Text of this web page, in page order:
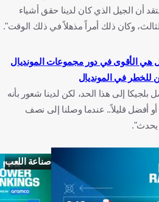
أن الجيل الذي كان لدينا حقق أشياء
هي الأقوى في دور مجموعات المونديال
للخطر في المونديال
إلى هذا الحد، لكن لدينا شعور بأنه
أفضل قليلاً.. عندما وصلنا إلى نصف
يحدث".
صناعة اللعب